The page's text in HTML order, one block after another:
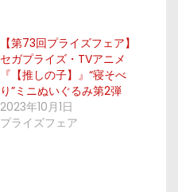
【第73回プライズフェア】
セガプライズ・TVアニメ
『【推しの子】』“寝そべ
り”ミニぬいぐるみ第2弾
2023年10月1日
プライズフェア